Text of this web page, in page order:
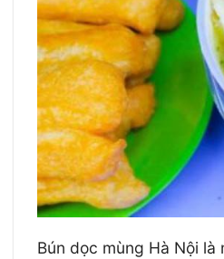
Bún dọc mùng Hà Nội